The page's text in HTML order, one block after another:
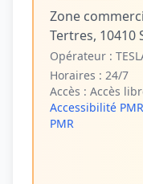
Zone
Tertres, 10410
Opérateur :
Horaires : 24/7
Accès : Accès
Accessibilité
PMR